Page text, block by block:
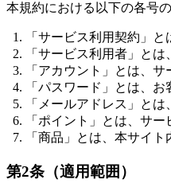
本規約における以下の各号
「サービス利用契約」
「サービス利用者」と
「アカウント」とは、
「パスワード」とは、
「メールアドレス」と
「ポイント」とは、サ
「商品」とは、本サイ
第2条（適用範囲）